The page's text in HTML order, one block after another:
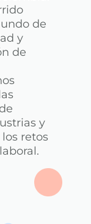
de
y
de
y
retos